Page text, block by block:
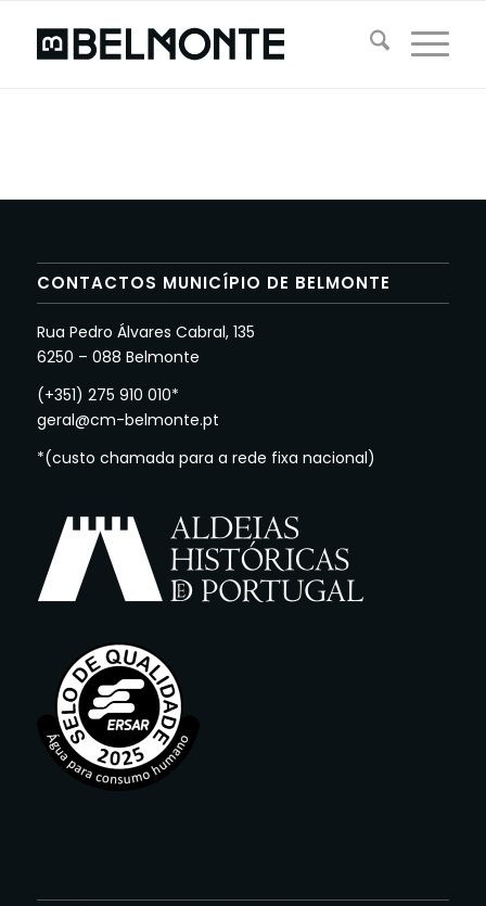
CONTACTOS MUNICÍPIO DE BELMONTE
Rua Pedro Álvares Cabral, 135
6250 – 088 Belmonte
(+351) 275 910 010*
geral@cm-belmonte.pt
*(custo chamada para a rede fixa nacional)